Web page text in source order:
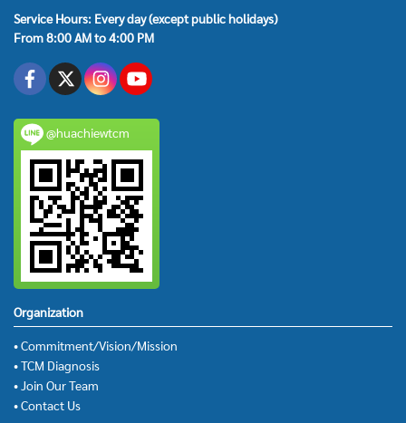
Service Hours: Every day (except public holidays)
From 8:00 AM to 4:00 PM
@huachiewtcm
Organization
• Commitment/Vision/Mission
• TCM Diagnosis
• Join Our Team
• Contact Us